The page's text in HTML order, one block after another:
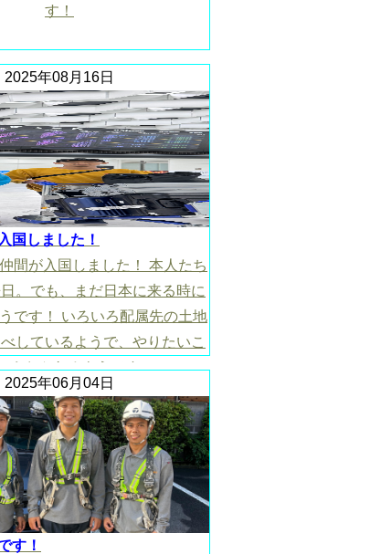
す！
2025年08月16日
国しました！
間が入国しました！ 本人たち
。でも、まだ日本に来る時に
です！ いろいろ配属先の土地
しているようで、やりたいこ
くさんあるようです！
2025年06月04日
す！